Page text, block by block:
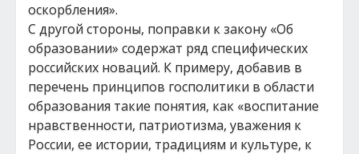
оскорбления».
С другой стороны, поправки к закону «Об
образовании» содержат ряд специфических
российских новаций. К примеру, добавив в
перечень принципов госполитики в области
образования такие понятия, как «воспитание
нравственности, патриотизма, уважения к
России, ее истории, традициям и культуре, к